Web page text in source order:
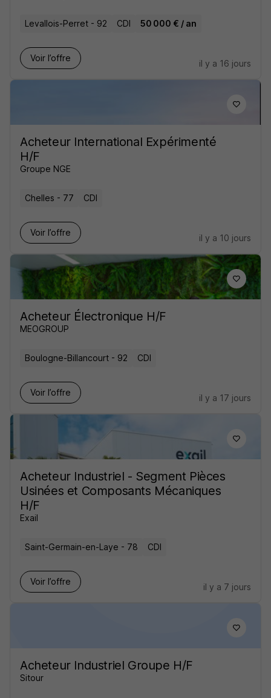
Levallois-Perret - 92 CDI 50 000 € / an
Voir l’offre
il y a 16 jours
Acheteur International Expérimenté
H/F
Groupe NGE
Chelles - 77 CDI
Voir l’offre
il y a 10 jours
Acheteur Électronique H/F
MEOGROUP
Boulogne-Billancourt - 92 CDI
Voir l’offre
il y a 17 jours
Acheteur Industriel - Segment Pièces
Usinées et Composants Mécaniques
H/F
Exail
Saint-Germain-en-Laye - 78 CDI
Voir l’offre
il y a 7 jours
Acheteur Industriel Groupe H/F
Sitour